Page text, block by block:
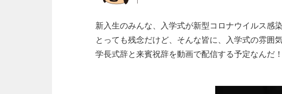
新入生のみんな、入学式が新型コロナウイルス感
とっても残念だけど、そんな皆に、入学式の雰囲
学長式辞と来賓祝辞を動画で配信する予定なんだ！